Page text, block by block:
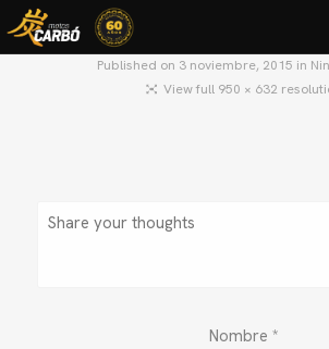
BLOG
Published on 3 noviembre, 2015 in
View full 950 × 632
Nombre *